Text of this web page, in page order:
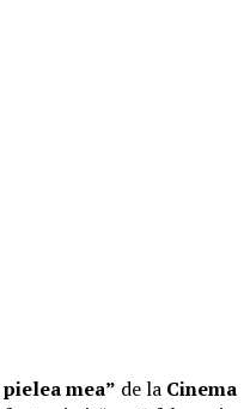
mea” de la Cinema